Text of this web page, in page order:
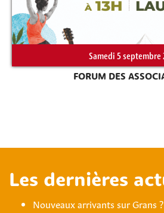
Samedi 5 septembre
FORUM DES
Les dernières
Nouveaux arrivants sur Grans ?